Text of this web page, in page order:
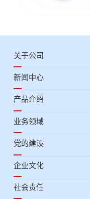
关于公司
新闻中心
产品介绍
业务领域
党的建设
企业文化
社会责任